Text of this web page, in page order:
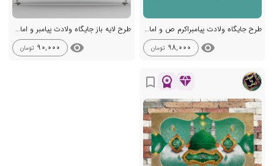
طرح جایگاه ولادت پیامبراکرم ص و امام صادق ع
visibility
98,000 تومان
طرح لایه باز جایگاه ولادت پیامبر و امام صادق ع
visibility
90,000 تومان
diamond
workspace_premium
bookmark_border